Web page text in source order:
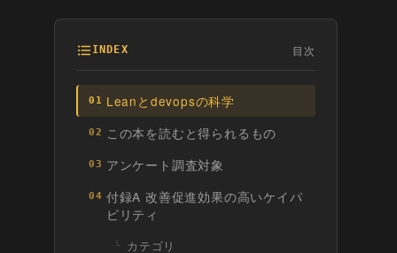
INDEX 目次
01 Leanとdevopsの科学
02 この本を読むと得られるもの
03 アンケート調査対象
04 付録A 改善促進効果の高いケイパ
ビリティ
カテゴリ